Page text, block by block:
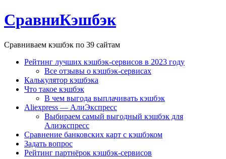
СравниКэшбэк
Сравниваем кэшбэк по 39 сайтам
Рейтинг лучших кэшбэк-сервисов в 2023 году
Все отзывы о кэшбэк-сервисах
Калькулятор кэшбэка
Что такое кэшбэк
В чем выгода выплачивать кэшбэк
Aliexpress — АлиЭкспресс
Выбираем самый выгодный кэшбэк для
Алиэкспресс
Сравнение банковских карт с кэшбэком
Задать вопрос
Рейтинг партнёрок кэшбэк-сервисов